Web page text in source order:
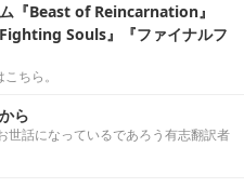
『Beast of Reincarnation』
Souls』『ファイナルフ
ちら。
ら
世話になっているであろう有志翻訳者